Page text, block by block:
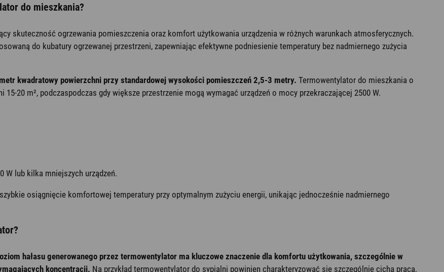
do mieszkania?
skuteczność ogrzewania pomieszczenia oraz komfort użytkowania urządzenia w różnych warunkach atmosferycznych.
do kubatury ogrzewanej przestrzeni, zapewniając efektywne podniesienie temperatury bez nadmiernego zużycia
kwadratowy powierzchni przy standardowej wysokości pomieszczeń 2,5-3 metry. Termowentylator do mieszkania o
20 m², podczaspodczas gdy większe przestrzenie mogą wymagać urządzeń o mocy przekraczającej 2500 W.
W lub kilka mniejszych urządzeń.
osiągnięcie komfortowej temperatury przy optymalnym zużyciu energii, unikając jednocześnie nadmiernego
hałasu generowanego przez termowentylator ma kluczowe znaczenie dla komfortu użytkowania, szczególnie w
koncentracji. Na przykład termowentylator do sypialni powinien charakteryzować się szczególnie cichą pracą,